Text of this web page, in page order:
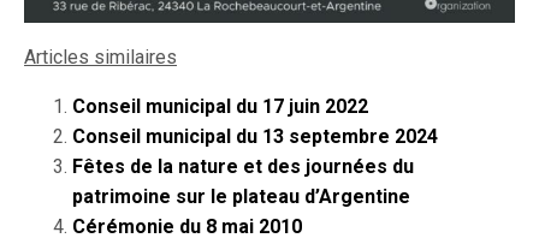
Articles similaires
Conseil municipal du 17 juin 2022
Conseil municipal du 13 septembre 2024
Fêtes de la nature et des journées du
patrimoine sur le plateau d’Argentine
Cérémonie du 8 mai 2010